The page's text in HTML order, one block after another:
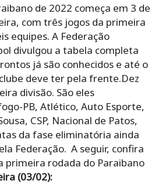
de 2022 começa em 3 de
com três jogos da primeira
equipes. A Federação
divulgou a tabela completa
já são conhecidos e até o
deve ter pela frente.Dez
divisão. São eles
PB, Atlético, Auto Esporte,
CSP, Nacional de Patos,
da fase eliminatória ainda
Federação. A seguir, confira
primeira rodada do Paraibano
(03/02):